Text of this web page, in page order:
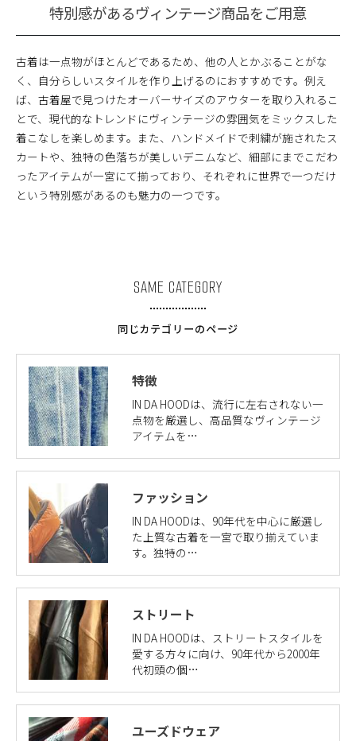
特別感があるヴィンテージ商品をご用意
古着は一点物がほとんどであるため、他の人とかぶることがな
く、自分らしいスタイルを作り上げるのにおすすめです。例え
ば、古着屋で見つけたオーバーサイズのアウターを取り入れるこ
とで、現代的なトレンドにヴィンテージの雰囲気をミックスした
着こなしを楽しめます。また、ハンドメイドで刺繍が施されたス
カートや、独特の色落ちが美しいデニムなど、細部にまでこだわ
ったアイテムが一宮にて揃っており、それぞれに世界で一つだけ
という特別感があるのも魅力の一つです。
同じカテゴリーのページ
SAME CATEGORY
特徴
IN DA HOODは、流行に左右されない一
点物を厳選し、高品質なヴィンテージ
アイテムを…
ファッション
IN DA HOODは、90年代を中心に厳選し
た上質な古着を一宮で取り揃えていま
す。独特の…
ストリート
IN DA HOODは、ストリートスタイルを
愛する方々に向け、90年代から2000年
代初頭の個…
ユーズドウェア